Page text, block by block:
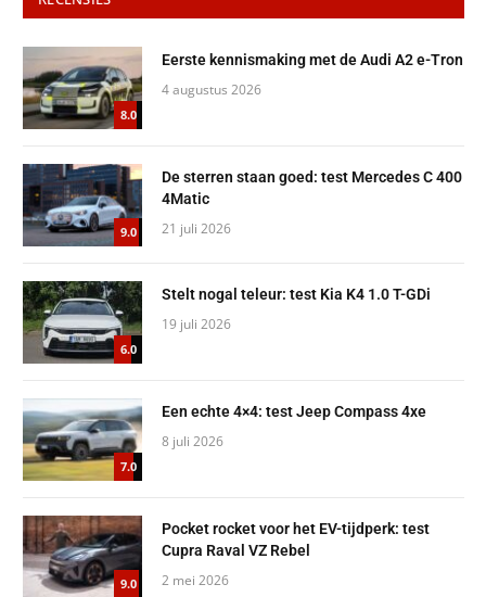
8.0
Eerste kennismaking met de Audi A2 e-Tron
4 augustus 2026
9.0
De sterren staan goed: test Mercedes C 400
4Matic
21 juli 2026
6.0
Stelt nogal teleur: test Kia K4 1.0 T-GDi
19 juli 2026
7.0
Een echte 4×4: test Jeep Compass 4xe
8 juli 2026
9.0
Pocket rocket voor het EV-tijdperk: test
Cupra Raval VZ Rebel
2 mei 2026